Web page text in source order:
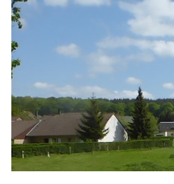
Aller
au
contenu